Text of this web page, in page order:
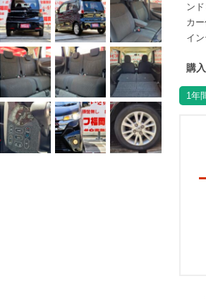
ン
カ
イ
購
1年